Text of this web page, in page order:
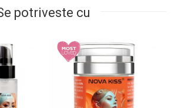
potriveste cu